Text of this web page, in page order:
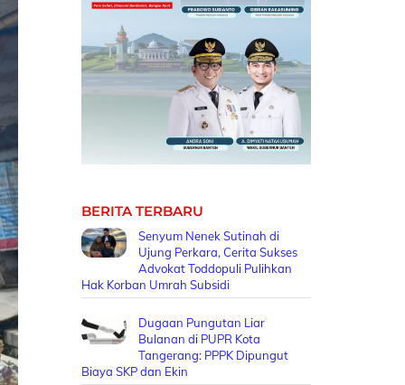
BERITA TERBARU
Senyum Nenek Sutinah di
Ujung Perkara, Cerita Sukses
Advokat Toddopuli Pulihkan
Hak Korban Umrah Subsidi
Dugaan Pungutan Liar
Bulanan di PUPR Kota
Tangerang: PPPK Dipungut
Biaya SKP dan Ekin